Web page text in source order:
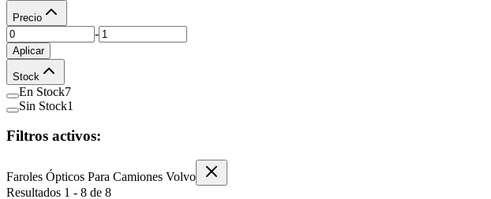
Precio
-
Aplicar
Stock
En Stock7
Sin Stock1
Filtros activos:
Faroles Ópticos Para Camiones Volvo
Resultados 1 - 8 de 8